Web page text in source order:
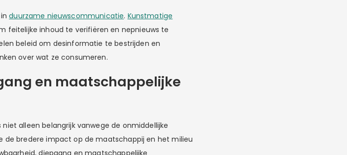
induurzame nieuwscommunicatie. Kunstmatige
feitelijke inhoud te verifiëren en nepnieuws te
beleid om desinformatie te bestrijden en
over wat ze consumeren.
en maatschappelijke
alleen belangrijk vanwege de onmiddellijke
de bredere impact op de maatschappij en het milieu